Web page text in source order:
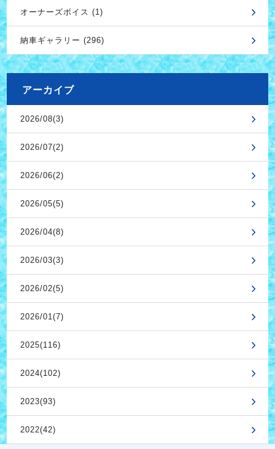
オーナーズボイス (1)
納車ギャラリー (296)
アーカイブ
2026/08(3)
2026/07(2)
2026/06(2)
2026/05(5)
2026/04(8)
2026/03(3)
2026/02(5)
2026/01(7)
2025(116)
2024(102)
2023(93)
2022(42)